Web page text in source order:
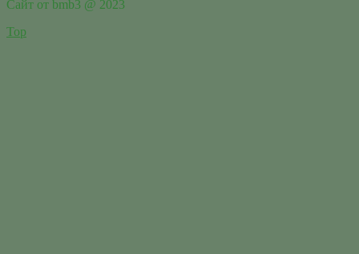
Сайт от bmb3 @ 2023
Top